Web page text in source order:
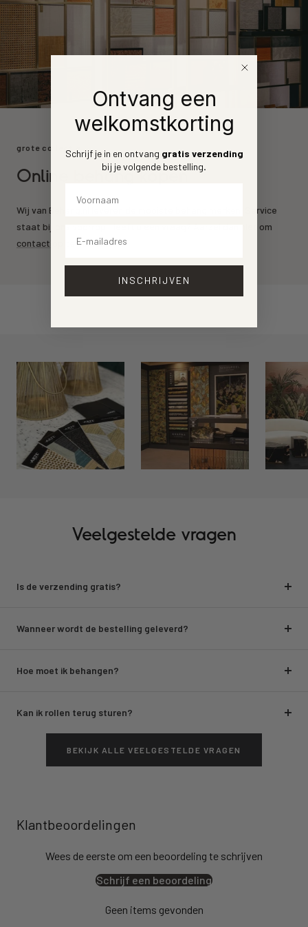
grote collectie
Online behang kopen
Wij van Behang.nl leveren de mooiste behang merken. Service
staat bij ons voorrop. Heeft u een vraag? Aarzel dan niet om
contact op te nemen.
Veelgestelde vragen
Is de verzending gratis?
Wanneer wordt de bestelling geleverd?
Hoe moet ik behangen?
Kan ik rollen terug sturen?
BEKIJK ALLE VEELGESTELDE VRAGEN
Klantbeoordelingen
Wees de eerste om een beoordeling te schrijven
Schrijf een beoordeling
Geen items gevonden
Ontvang een
welkomstkorting
Schrijf je in en ontvang gratis verzending
bij je volgende bestelling.
INSCHRIJVEN